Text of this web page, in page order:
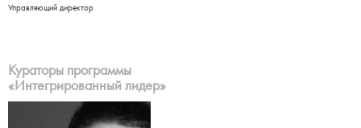
Управляющий директор
Кураторы программы
«Интегрированный лидер»